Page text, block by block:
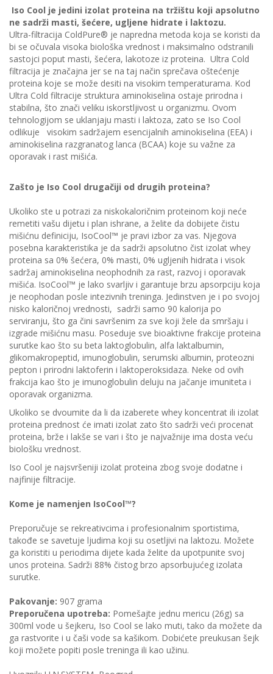
Iso Cool je jedini izolat proteina na tržištu koji apsolutno
ne sadrži masti, šećere, ugljene hidrate i laktozu.
Ultra-filtracija ColdPure® je napredna metoda koja se koristi da
bi se očuvala visoka biološka vrednost i maksimalno odstranili
sastojci poput masti, šećera, lakotoze iz proteina. Ultra Cold
filtracija je značajna jer se na taj način sprečava oštećenje
proteina koje se može desiti na visokim temperaturama. Kod
Ultra Cold filtracije struktura aminokiselina ostaje prirodna i
stabilna, što znači veliku iskorstljivost u organizmu. Ovom
tehnologijom se uklanjaju masti i laktoza, zato se Iso Cool
odlikuje visokim sadržajem esencijalnih aminokiselina (EEA) i
aminokiselina razgranatog lanca (BCAA) koje su važne za
oporavak i rast mišića.
Zašto je Iso Cool drugačiji od drugih proteina?
Ukoliko ste u potrazi za niskokaloričnim proteinom koji neće
remetiti vašu dijetu i plan ishrane, a želite da dobijete čistu
mišićnu definiciju, IsoCool™ je pravi izbor za vas. Njegova
posebna karakteristika je da sadrži apsolutno čist izolat whey
proteina sa 0% šećera, 0% masti, 0% ugljenih hidrata i visok
sadržaj aminokiselina neophodnih za rast, razvoj i oporavak
mišića. IsoCool™ je lako svarljiv i garantuje brzu apsorpciju koja
je neophodan posle intezivnih treninga. Jedinstven je i po svojoj
nisko kaloričnoj vrednosti, sadrži samo 90 kalorija po
serviranju, što ga čini savršenim za sve koji žele da smršaju i
izgrade mišićnu masu. Poseduje sve bioaktivne frakcije proteina
surutke kao što su beta laktoglobulin, alfa laktalbumin,
glikomakropeptid, imunoglobulin, serumski albumin, proteozni
pepton i prirodni laktoferin i laktoperoksidaza. Neke od ovih
frakcija kao što je imunoglobulin deluju na jačanje imuniteta i
oporavak organizma.
Ukoliko se dvoumite da li da izaberete whey koncentrat ili izolat
proteina prednost će imati izolat zato što sadrži veći procenat
proteina, brže i lakše se vari i što je najvažnije ima dosta veću
biološku vrednost.
Iso Cool je najsvršeniji izolat proteina zbog svoje dodatne i
najfinije filtracije.
Kome je namenjen IsoCool™?
Preporučuje se rekreativcima i profesionalnim sportistima,
takođe se savetuje ljudima koji su osetljivi na laktozu. Možete
ga koristiti u periodima dijete kada želite da upotpunite svoj
unos proteina. Sadrži 88% čistog brzo apsorbujućeg izolata
surutke.
Pakovanje: 907 grama
Preporučena upotreba: Pomešajte jednu mericu (26g) sa
300ml vode u šejkeru, Iso Cool se lako muti, tako da možete da
ga rastvorite i u čaši vode sa kašikom. Dobićete preukusan šejk
koji možete popiti posle treninga ili kao užinu.